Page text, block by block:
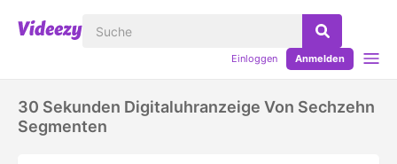
Einloggen Anmelden
30 Sekunden Digitaluhranzeige Von Sechzehn
Segmenten